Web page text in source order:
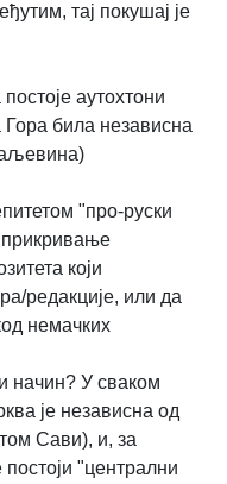
тај покушај је
аутохтони
Гора била независна
"про-руски
прикривање
који
редакције, или да
немачких
начин? У сваком
је независна од
Сави), и, за
постоји "централни